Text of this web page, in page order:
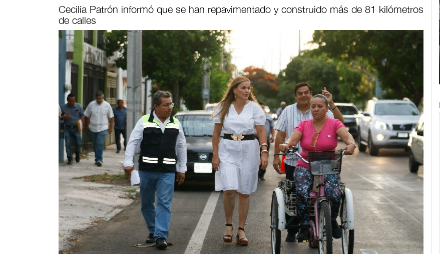
Cecilia Patrón informó que se han repavimentado y construido más de 81 kilómetros
de calles